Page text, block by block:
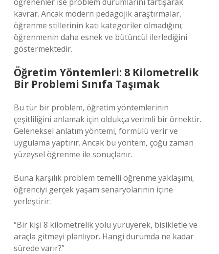
kavrar. Ancak modern pedagojik araştırmalar,
öğrenme stillerinin katı kategoriler olmadığını;
öğrenmenin daha esnek ve bütüncül ilerlediğini
göstermektedir.
Öğretim Yöntemleri: 8 Kilometrelik
Bir Problemi Sınıfa Taşımak
Bu tür bir problem, öğretim yöntemlerinin
çeşitliliğini anlamak için oldukça verimli bir örnektir.
Geleneksel anlatım yöntemi, formülü verir ve
uygulama yaptırır. Ancak bu yöntem, çoğu zaman
yüzeysel öğrenme ile sonuçlanır.
Buna karşılık problem temelli öğrenme yaklaşımı,
öğrenciyi gerçek yaşam senaryolarının içine
yerleştirir:
“Bir kişi 8 kilometrelik yolu yürüyerek, bisikletle ve
araçla gitmeyi planlıyor. Hangi durumda ne kadar
sürede varır?”